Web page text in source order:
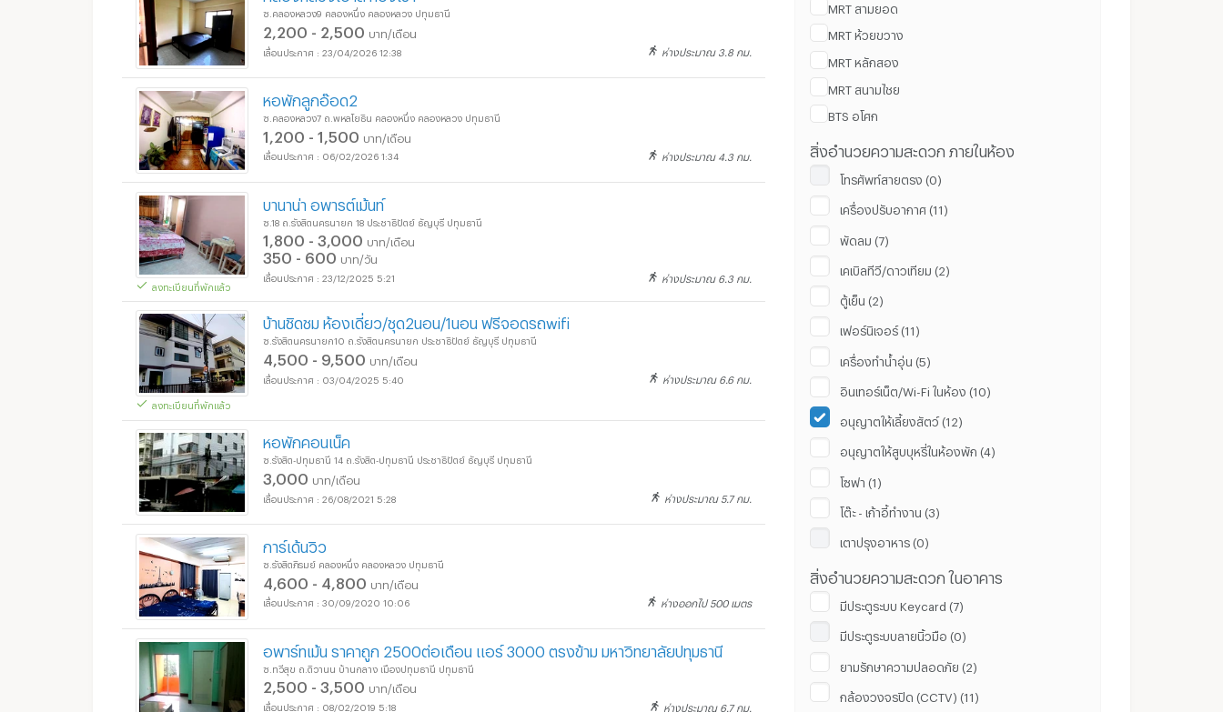
อพาร์ทเม้นท์ หอพัก ย่าน ม.กรุงเทพ ศูนย์รังสิต :
อพาร์ทเม้นท์ หอพัก ย่าน ม.กรุงเทพ ศูนย์รังสิต :
อพาร์ทเม้นท์ หอพัก ย่าน ม.กรุงเทพ ศูนย์รังสิต :
อพาร์ทเม้นท์ หอพัก ย่าน ม.กรุงเทพ ศูนย์รังสิต :
ซ.คลองหลวง9 คลองหนึ่ง คลองหลวง ปทุมธานี
2,200 - 2,500 บาท/เดือน
23/04/2026 12:38 ห่างประมาณ 3.8 กม.
หอพักลูกอ๊อด2
ซ.คลองหลวง7 ถ.พหลโยธิน คลองหนึ่ง คลองหลวง ปทุมธานี
1,200 - 1,500 บาท/เดือน
06/02/2026 1:34 ห่างประมาณ 4.3 กม.
ลงทะเบียนที่พักแล้ว
บานาน่า อพารต์เม้นท์
ซ.18 ถ.รังสิตนครนายก 18 ประชาธิปัตย์ ธัญบุรี ปทุมธานี
1,800 - 3,000 บาท/เดือน
350 - 600 บาท/วัน
23/12/2025 5:21 ห่างประมาณ 6.3 กม.
ลงทะเบียนที่พักแล้ว
บ้านชิดชม ห้องเดี่ยว/ชุด2นอน/1นอน ฟรีจอดรถwifi
ซ.รังสิตนครนายก10 ถ.รังสิตนครนายก ประชาธิปัตย์ ธัญบุรี ปทุมธานี
4,500 - 9,500 บาท/เดือน
03/04/2025 5:40 ห่างประมาณ 6.6 กม.
หอพักคอนเน็ค
ซ.รังสิต-ปทุมธานี 14 ถ.รังสิต-ปทุมธานี ประชาธิปัตย์ ธัญบุรี ปทุมธานี
3,000 บาท/เดือน
26/08/2021 5:28 ห่างประมาณ 5.7 กม.
การ์เด้นวิว
ซ.รังสิตภิรมย์ คลองหนึ่ง คลองหลวง ปทุมธานี
4,600 - 4,800 บาท/เดือน
30/09/2020 10:06 ห่างออกไป 500 เมตร
อพาร์ทเม้น ราคาถูก 2500ต่อเดือน แอร์ 3000 ตรงข้าม มหาวิทยาลัยปทุมธานี
ซ.ทวีสุข ถ.ติวานน บ้านกลาง เมืองปทุมธานี ปทุมธานี
2,500 - 3,500 บาท/เดือน
08/02/2019 5:18 ห่างประมาณ 6.7 กม.
100 ม.
MRT สามยอด
MRT ห้วยขวาง
MRT หลักสอง
MRT สนามไชย
BTS อโศก
สิ่งอำนวยความสะดวก ภายในห้อง
โทรศัพท์สายตรง (0)
เครื่องปรับอากาศ (11)
พัดลม (7)
เคเบิลทีวี/ดาวเทียม (2)
ตู้เย็น (2)
เฟอร์นิเจอร์ (11)
เครื่องทำน้ำอุ่น (5)
อินเทอร์เน็ต/Wi-Fi ในห้อง (10)
อนุญาตให้เลี้ยงสัตว์ (12)
อนุญาตให้สูบบุหรี่ในห้องพัก (4)
โซฟา (1)
โต๊ะ - เก้าอี้ทำงาน (3)
เตาปรุงอาหาร (0)
สิ่งอำนวยความสะดวก ในอาคาร
มีประตูระบบ Keycard (7)
มีประตูระบบลายนิ้วมือ (0)
ยามรักษาความปลอดภัย (2)
กล้องวงจรปิด (CCTV) (11)